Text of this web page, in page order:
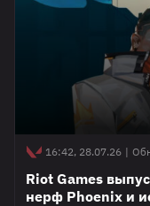
Shorty
16:42, 28.07.26 |
Riot Games
нерф Phoenix и